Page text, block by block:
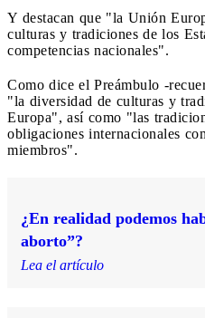
Y destacan que "la Unión
culturas y tradiciones de los
competencias nacionales".
Como dice el Preámbulo -
"la diversidad de culturas y
Europa", así como "las
obligaciones internacionales
miembros".
¿En realidad podemos
aborto”?
Lea el artículo